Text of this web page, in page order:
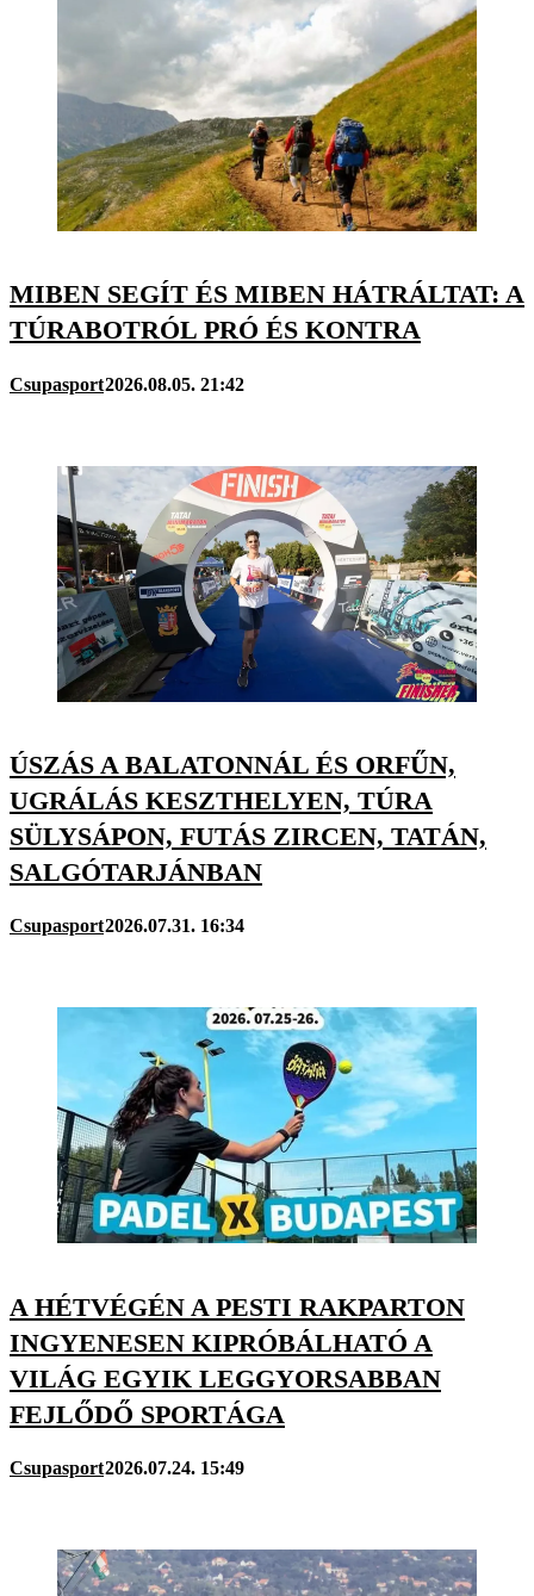
MIBEN SEGÍT ÉS MIBEN HÁTRÁLTAT: A
TÚRABOTRÓL PRÓ ÉS KONTRA
Csupasport2026.08.05. 21:42
ÚSZÁS A BALATONNÁL ÉS ORFŰN,
UGRÁLÁS KESZTHELYEN, TÚRA
SÜLYSÁPON, FUTÁS ZIRCEN, TATÁN,
SALGÓTARJÁNBAN
Csupasport2026.07.31. 16:34
A HÉTVÉGÉN A PESTI RAKPARTON
INGYENESEN KIPRÓBÁLHATÓ A
VILÁG EGYIK LEGGYORSABBAN
FEJLŐDŐ SPORTÁGA
Csupasport2026.07.24. 15:49